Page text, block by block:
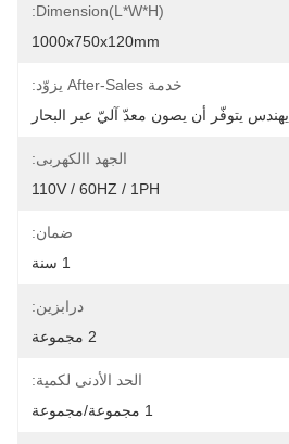
Dimension(L*W*H):
1000x750x120mm
خدمة After-Sales يزوّد:
يهندس يتوفّر أن يصون معدّ آليّ عبر البحار
الجهد االكهربى:
110V / 60HZ / 1PH
ضمان:
1 سنة
درابزين:
2 مجموعة
الحد الأدنى لكمية:
1 مجموعة/مجموعة